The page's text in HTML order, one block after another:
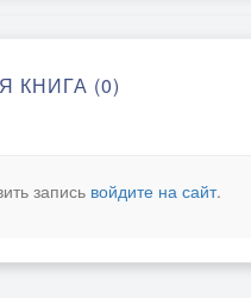
КНИГА (0)
запись войдите на сайт.